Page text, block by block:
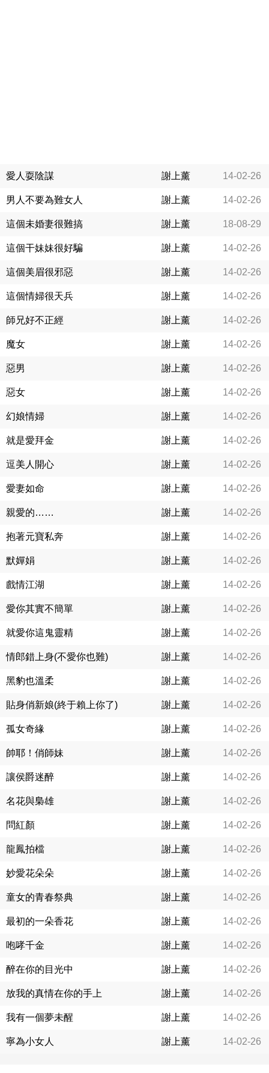
愛人耍陰謀 謝上薰 14-02-26
男人不要為難女人 謝上薰 14-02-26
這個未婚妻很難搞 謝上薰 18-08-29
這個干妹妹很好騙 謝上薰 14-02-26
這個美眉很邪惡 謝上薰 14-02-26
這個情婦很天兵 謝上薰 14-02-26
師兄好不正經 謝上薰 14-02-26
魔女 謝上薰 14-02-26
惡男 謝上薰 14-02-26
惡女 謝上薰 14-02-26
幻娘情婦 謝上薰 14-02-26
就是愛拜金 謝上薰 14-02-26
逗美人開心 謝上薰 14-02-26
愛妻如命 謝上薰 14-02-26
親愛的…… 謝上薰 14-02-26
抱著元寶私奔 謝上薰 14-02-26
默嬋娟 謝上薰 14-02-26
戲情江湖 謝上薰 14-02-26
愛你其實不簡單 謝上薰 14-02-26
就愛你這鬼靈精 謝上薰 14-02-26
情郎錯上身(不愛你也難) 謝上薰 14-02-26
黑豹也溫柔 謝上薰 14-02-26
貼身俏新娘(終于賴上你了) 謝上薰 14-02-26
孤女奇緣 謝上薰 14-02-26
帥耶！俏師妹 謝上薰 14-02-26
讓侯爵迷醉 謝上薰 14-02-26
名花與梟雄 謝上薰 14-02-26
問紅顏 謝上薰 14-02-26
龍鳳拍檔 謝上薰 14-02-26
妙愛花朵朵 謝上薰 14-02-26
童女的青春祭典 謝上薰 14-02-26
最初的一朵香花 謝上薰 14-02-26
咆哮千金 謝上薰 14-02-26
醉在你的目光中 謝上薰 14-02-26
放我的真情在你的手上 謝上薰 14-02-26
我有一個夢未醒 謝上薰 14-02-26
寧為小女人 謝上薰 14-02-26